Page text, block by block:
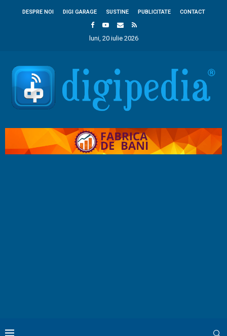
DESPRE NOI DIGI GARAGE SUSTINE PUBLICITATE CONTACT
luni, 20 iulie 2026